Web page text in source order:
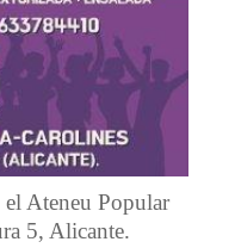
Ateneu Popular
5, Alicante.